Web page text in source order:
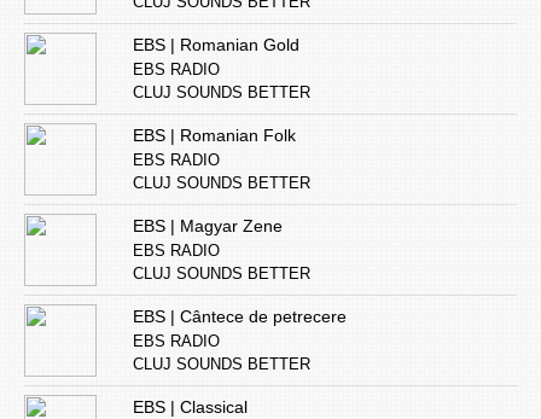
EBS | Romanian Gold
EBS RADIO
CLUJ SOUNDS BETTER
EBS | Romanian Folk
EBS RADIO
CLUJ SOUNDS BETTER
EBS | Magyar Zene
EBS RADIO
CLUJ SOUNDS BETTER
EBS | Cântece de petrecere
EBS RADIO
CLUJ SOUNDS BETTER
EBS | Classical